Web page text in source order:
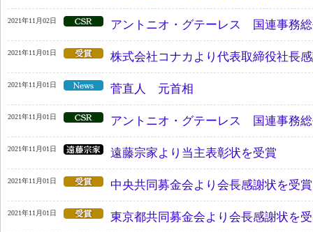
2021年11月02日 アントニオ・グテーレス 国連事務
2021年11月01日 株式会社コナカより代表取締役社長
2021年11月01日 菅直人 元首相
2021年11月01日 アントニオ・グテーレス 国連事務
2021年11月01日 遠藤宗家より当主表彰状を受賞
2021年11月01日 中央共同募金会より会長感謝状を受賞
2021年11月01日 東京都共同募金会より会長感謝状を